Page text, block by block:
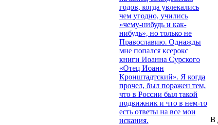
годов, когда увлекались
чем угодно, учились
«чему-нибудь и как-
нибудь», но только не
Православию. Однажды
мне попался ксерокс
книги Иоанна Сурского
«Отец Иоанн
Кронштадтский». Я когда
прочел, был поражен тем,
что в России был такой
подвижник и что в нем-то
есть ответы на все мои
искания.
В